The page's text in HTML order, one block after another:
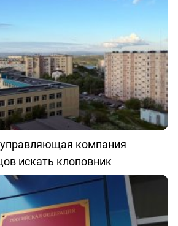
компания
искать клоповник